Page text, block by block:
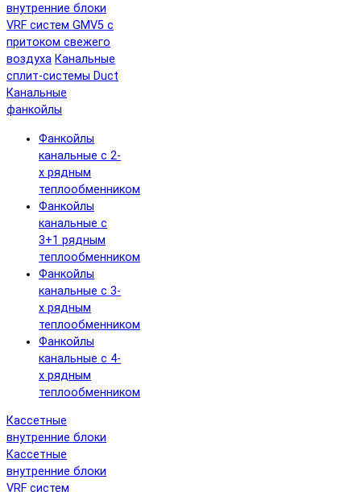
внутренние блоки
VRF систем GMV5 с
притоком свежего
воздуха Канальные
сплит-системы Duct
Канальные
фанкойлы
Фанкойлы
канальные с 2-
х рядным
теплообменником
Фанкойлы
канальные с
3+1 рядным
теплообменником
Фанкойлы
канальные с 3-
х рядным
теплообменником
Фанкойлы
канальные с 4-
х рядным
теплообменником
Кассетные
внутренние блоки
Кассетные
внутренние блоки
VRF систем